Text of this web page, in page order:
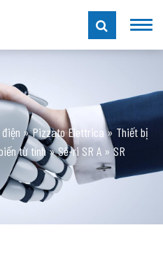
»Pizzato Elettrica» Thiết bị
từ tính»Sê-ri SR A »SR